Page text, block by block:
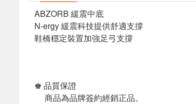
ABZORB 緩震中底
N-ergy 緩震科技提供舒適支撐
鞋橋穩定裝置加強足弓支撐
♚ 品質保證
商品為品牌簽約經銷正品。